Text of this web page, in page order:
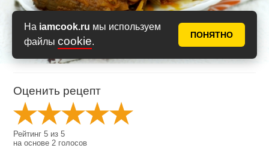
На iamcook.ru мы используем
файлы cookie.
ПОНЯТНО
Оценить рецепт
Рейтинг5 из5
на основе 2 голосов